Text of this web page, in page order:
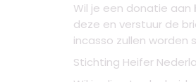
Wil je een donatie aan
deze en verstuur de
incasso zullen worden
Stichting Heifer